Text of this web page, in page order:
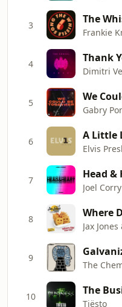
3
4 Thank
5 We
Gabry
6
Elvis
7 Head &
Joel Corry
8 Where
Jax
9
The
10 The
Tiësto